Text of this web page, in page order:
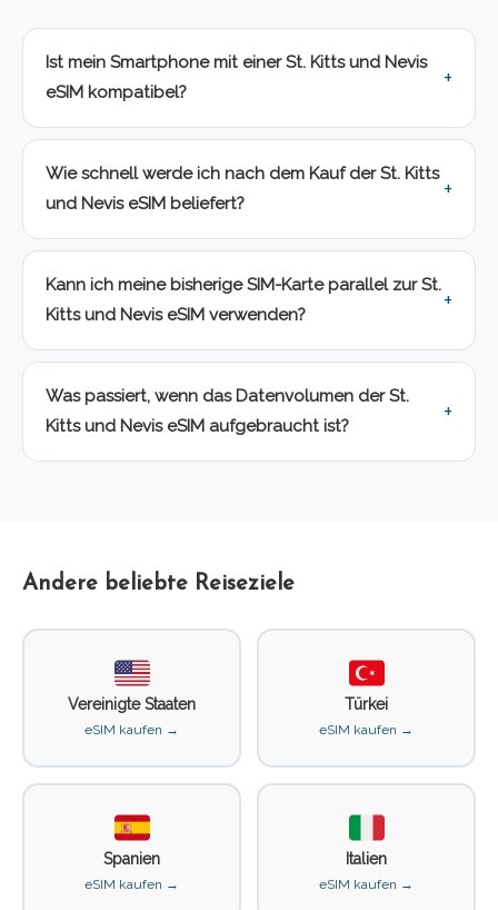
Ist mein Smartphone mit einer St. Kitts und Nevis
eSIM kompatibel?
Wie schnell werde ich nach dem Kauf der St. Kitts
und Nevis eSIM beliefert?
Kann ich meine bisherige SIM-Karte parallel zur St.
Kitts und Nevis eSIM verwenden?
Was passiert, wenn das Datenvolumen der St.
Kitts und Nevis eSIM aufgebraucht ist?
Andere beliebte Reiseziele
Vereinigte Staaten
eSIM kaufen →
Türkei
eSIM kaufen →
Spanien
eSIM kaufen →
Italien
eSIM kaufen →